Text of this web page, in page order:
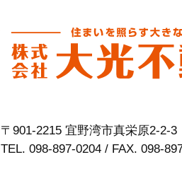
〒901-2215 宜野湾市真栄原2-2-3
TEL. 098-897-0204 / FAX. 098-